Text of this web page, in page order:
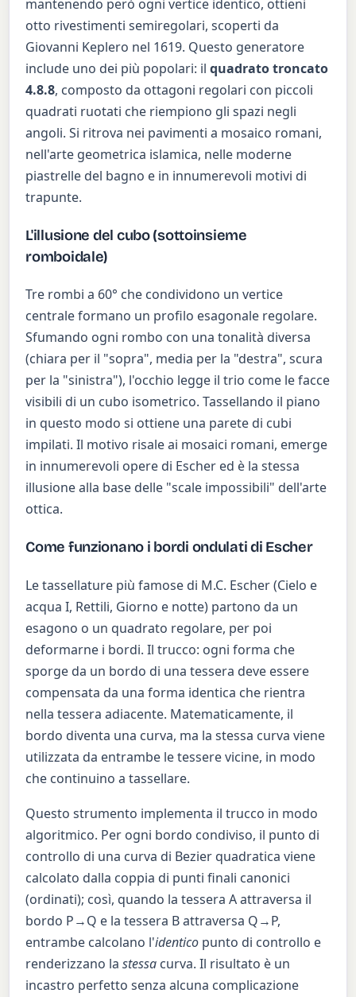
mantenendo però ogni vertice identico, ottieni
otto rivestimenti semiregolari, scoperti da
Giovanni Keplero nel 1619. Questo generatore
include uno dei più popolari: ilquadrato troncato
4.8.8, composto da ottagoni regolari con piccoli
quadrati ruotati che riempiono gli spazi negli
angoli. Si ritrova nei pavimenti a mosaico romani,
nell'arte geometrica islamica, nelle moderne
piastrelle del bagno e in innumerevoli motivi di
trapunte.
L'illusione del cubo (sottoinsieme
romboidale)
Tre rombi a 60° che condividono un vertice
centrale formano un profilo esagonale regolare.
Sfumando ogni rombo con una tonalità diversa
(chiara per il "sopra", media per la "destra", scura
per la "sinistra"), l'occhio legge il trio come le facce
visibili di un cubo isometrico. Tassellando il piano
in questo modo si ottiene una parete di cubi
impilati. Il motivo risale ai mosaici romani, emerge
in innumerevoli opere di Escher ed è la stessa
illusione alla base delle "scale impossibili" dell'arte
ottica.
Come funzionano i bordi ondulati di Escher
Le tassellature più famose di M.C. Escher (Cielo e
acqua I, Rettili, Giorno e notte) partono da un
esagono o un quadrato regolare, per poi
deformarne i bordi. Il trucco: ogni forma che
sporge da un bordo di una tessera deve essere
compensata da una forma identica che rientra
nella tessera adiacente. Matematicamente, il
bordo diventa una curva, ma la stessa curva viene
utilizzata da entrambe le tessere vicine, in modo
che continuino a tassellare.
Questo strumento implementa il trucco in modo
algoritmico. Per ogni bordo condiviso, il punto di
controllo di una curva di Bezier quadratica viene
calcolato dalla coppia di punti finali canonici
(ordinati); così, quando la tessera A attraversa il
bordo P→Q e la tessera B attraversa Q→P,
entrambe calcolano l'identico punto di controllo e
renderizzano lastessa curva. Il risultato è un
incastro perfetto senza alcuna complicazione